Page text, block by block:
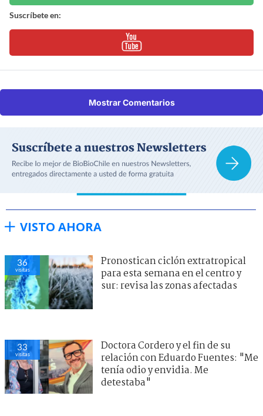
Suscríbete en:
Mostrar Comentarios
VISTO AHORA
36
visitas
Pronostican ciclón extratropical
para esta semana en el centro y
sur: revisa las zonas afectadas
33
visitas
Doctora Cordero y el fin de su
relación con Eduardo Fuentes: "Me
tenía odio y envidia. Me
detestaba"